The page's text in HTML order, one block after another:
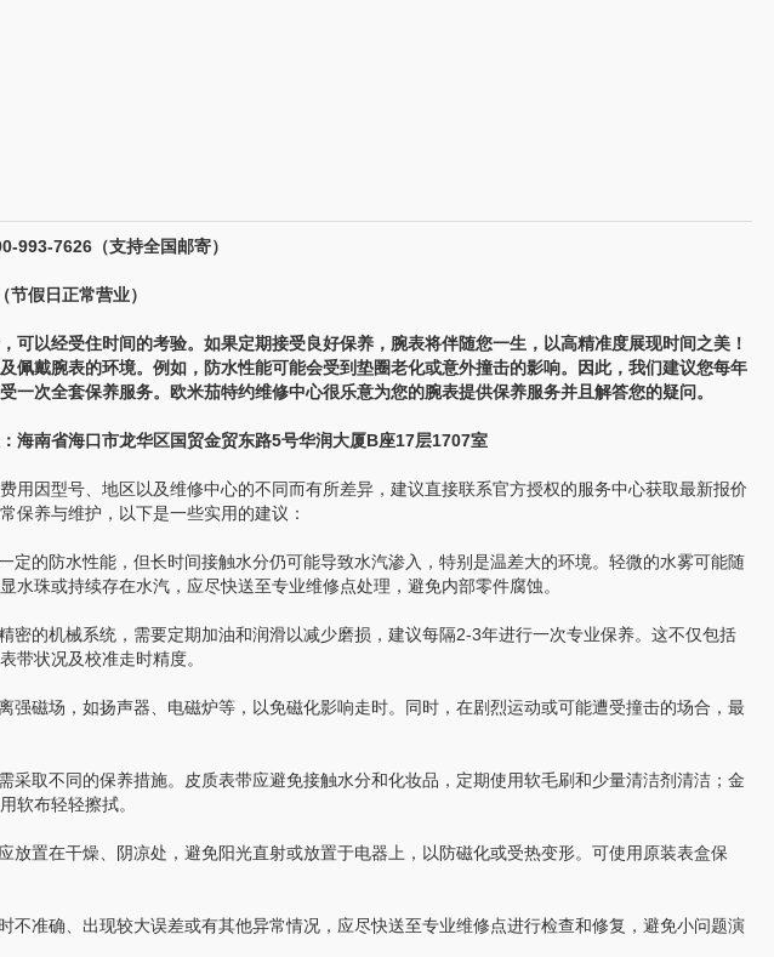
7626（支持全国邮寄）
假日正常营业）
以经受住时间的考验。如果定期接受良好保养，腕表将伴随您一生，以高精准度展现时间之美！
佩戴腕表的环境。例如，防水性能可能会受到垫圈老化或意外撞击的影响。因此，我们建议您每年
一次全套保养服务。欧米茄特约维修中心很乐意为您的腕表提供保养服务并且解答您的疑问。
南省海口市龙华区国贸金贸东路5号华润大厦B座17层1707室
因型号、地区以及维修中心的不同而有所差异，建议直接联系官方授权的服务中心获取最新报价
保养与维护，以下是一些实用的建议：
的防水性能，但长时间接触水分仍可能导致水汽渗入，特别是温差大的环境。轻微的水雾可能随
水珠或持续存在水汽，应尽快送至专业维修点处理，避免内部零件腐蚀。
的机械系统，需要定期加油和润滑以减少磨损，建议每隔2-3年进行一次专业保养。这不仅包括
带状况及校准走时精度。
磁场，如扬声器、电磁炉等，以免磁化影响走时。同时，在剧烈运动或可能遭受撞击的场合，最
取不同的保养措施。皮质表带应避免接触水分和化妆品，定期使用软毛刷和少量清洁剂清洁；金
软布轻轻擦拭。
置在干燥、阴凉处，避免阳光直射或放置于电器上，以防磁化或受热变形。可使用原装表盒保
准确、出现较大误差或有其他异常情况，应尽快送至专业维修点进行检查和修复，避免小问题演